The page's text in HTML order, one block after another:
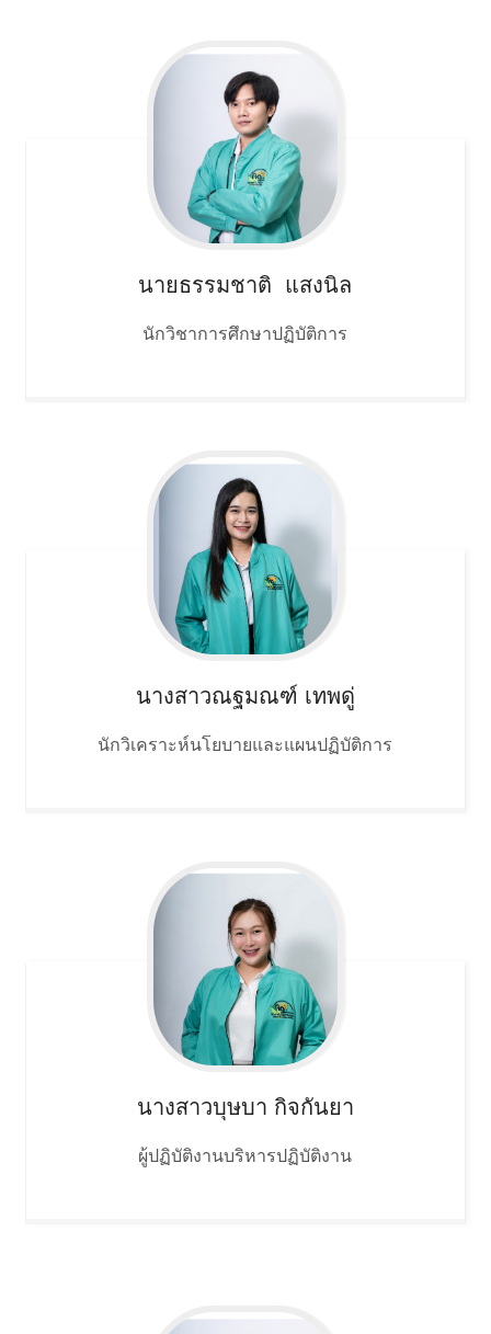
นายธรรมชาติ แสงนิล
นักวิชาการศึกษาปฏิบัติการ
นางสาวณฐมณฑ์ เทพดู่
นักวิเคราะห์นโยบายและแผนปฏิบัติการ
นางสาวบุษบา กิจกันยา
ผู้ปฏิบัติงานบริหารปฏิบัติงาน